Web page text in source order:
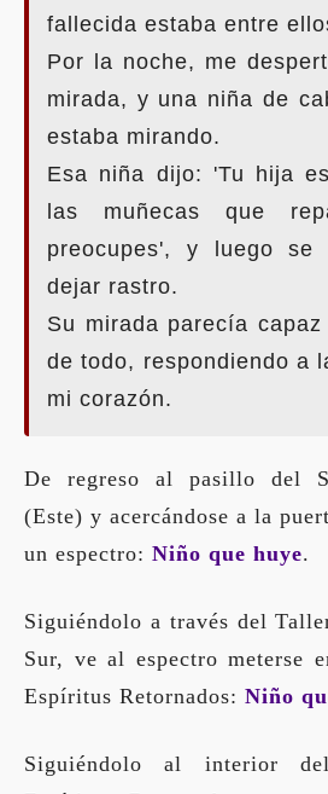
fallecida estaba entre
Por la noche, me
mirada, y una niña de
estaba mirando.
Esa niña dijo: 'Tu hija
las muñecas que
preocupes', y luego se
dejar rastro.
Su mirada parecía
de todo, respondiendo a
mi corazón.
De regreso al pasillo del
(Este) y acercándose a la
un espectro: Niño que huye.
Siguiéndolo a través del
Sur, ve al espectro meterse
Espíritus Retornados: Niño
Siguiéndolo al interior